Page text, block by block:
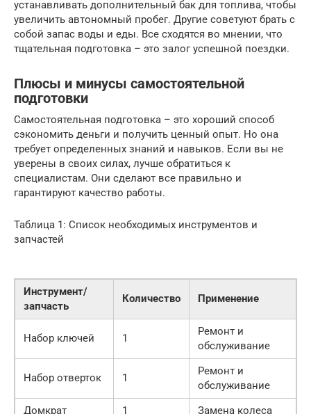
устанавливать дополнительный бак для топлива, чтобы
увеличить автономный пробег. Другие советуют брать с
собой запас воды и еды. Все сходятся во мнении, что
тщательная подготовка – это залог успешной поездки.
Плюсы и минусы самостоятельной
подготовки
Самостоятельная подготовка – это хороший способ
сэкономить деньги и получить ценный опыт. Но она
требует определенных знаний и навыков. Если вы не
уверены в своих силах, лучше обратиться к
специалистам. Они сделают все правильно и
гарантируют качество работы.
Таблица 1: Список необходимых инструментов и
запчастей
Инструмент/
запчасть
Количество Применение
Набор ключей 1
Ремонт и
обслуживание
Набор отверток 1
Ремонт и
обслуживание
Домкрат
1
Замена колеса